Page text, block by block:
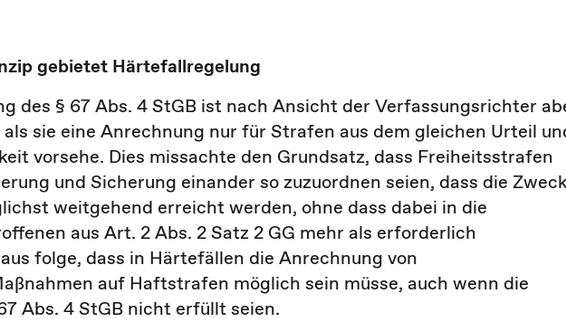
gebietet Härtefallregelung
des § 67 Abs. 4 StGB ist nach Ansicht der Verfassungsrichter
sie eine Anrechnung nur für Strafen aus dem gleichen Urteil
vorsehe. Dies missachte den Grundsatz, dass Freiheitsstrafen
und Sicherung einander so zuzuordnen seien, dass die
weitgehend erreicht werden, ohne dass dabei in die
aus Art. 2 Abs. 2 Satz 2 GG mehr als erforderlich
folge, dass in Härtefällen die Anrechnung von
auf Haftstrafen möglich sein müsse, auch wenn die
Abs. 4 StGB nicht erfüllt seien.